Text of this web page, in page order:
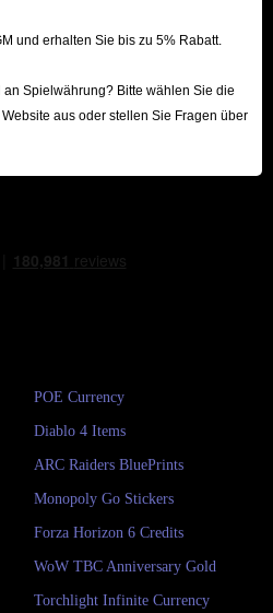
und erhalten Sie bis zu 5% Rabatt.
Spielwährung? Bitte wählen Sie die
aus oder stellen Sie Fragen über
POE Currency
Diablo 4 Items
ARC Raiders BluePrints
Monopoly Go Stickers
Forza Horizon 6 Credits
WoW TBC Anniversary Gold
Torchlight Infinite Currency